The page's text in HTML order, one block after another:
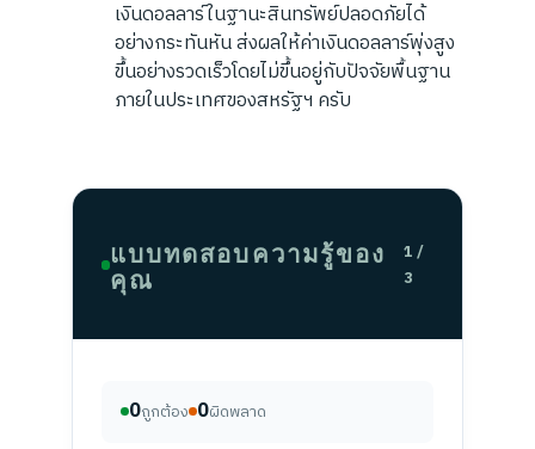
เงินดอลลาร์ในฐานะสินทรัพย์ปลอดภัยได้
อย่างกระทันหัน ส่งผลให้ค่าเงินดอลลาร์พุ่งสูง
ขึ้นอย่างรวดเร็วโดยไม่ขึ้นอยู่กับปัจจัยพื้นฐาน
ภายในประเทศของสหรัฐฯ ครับ
แบบทดสอบความรู้ของ
คุณ
1 /
3
0ถูกต้อง 0ผิดพลาด